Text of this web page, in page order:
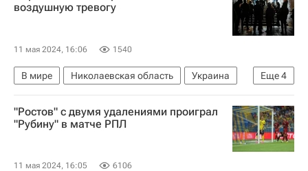
воздушную тревогу
11 мая 2024, 16:06 1540
Еще4
В мире Николаевская область
Украина
Харьковская область
Вооруженные силы Украины
Специальная военная операция на Украине
"Ростов" с двумя удалениями проиграл
"Рубину" в матче РПЛ
11 мая 2024, 16:05 6106